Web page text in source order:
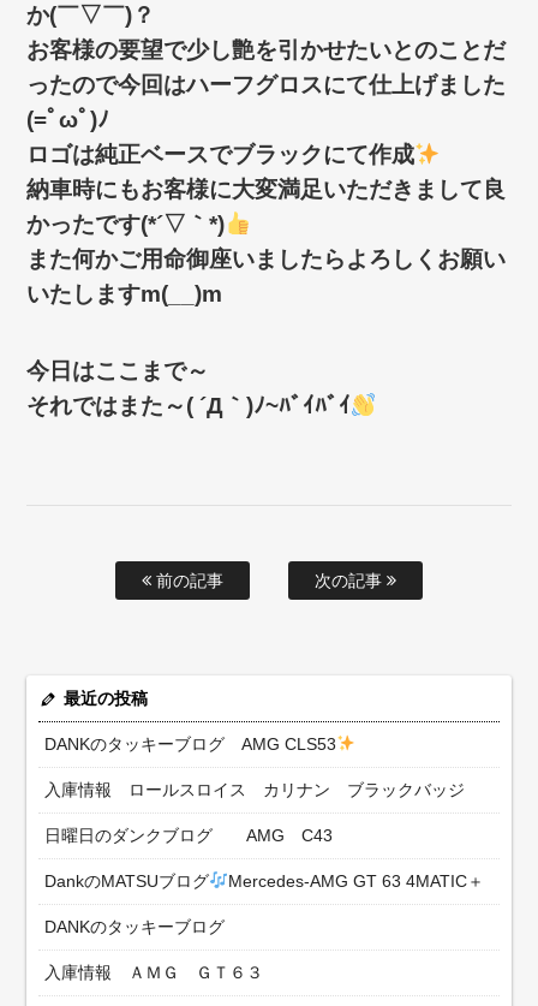
か(￣▽￣)？
お客様の要望で少し艶を引かせたいとのことだ
ったので今回はハーフグロスにて仕上げました
(=ﾟωﾟ)ﾉ
ロゴは純正ベースでブラックにて作成
納車時にもお客様に大変満足いただきまして良
かったです(*´▽｀*)
また何かご用命御座いましたらよろしくお願い
いたしますm(__)m
今日はここまで～
それではまた～( ´Д｀)ﾉ~ﾊﾞｲﾊﾞｲ
前の記事 次の記事
最近の投稿
DANKのタッキーブログ AMG CLS53
入庫情報 ロールスロイス カリナン ブラックバッジ
日曜日のダンクブログ AMG C43
DankのMATSUブログ Mercedes-AMG GT 63 4MATIC＋
DANKのタッキーブログ
入庫情報 ＡＭＧ ＧＴ６３